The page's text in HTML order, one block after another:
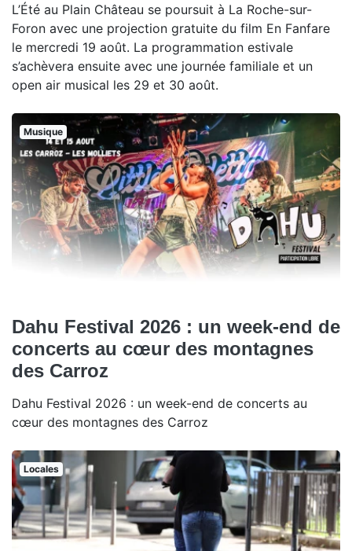
L’Été au Plain Château se poursuit à La Roche-sur-
Foron avec une projection gratuite du film En Fanfare
le mercredi 19 août. La programmation estivale
s’achèvera ensuite avec une journée familiale et un
open air musical les 29 et 30 août.
Musique
Dahu Festival 2026 : un week-end de
concerts au cœur des montagnes
des Carroz
Dahu Festival 2026 : un week-end de concerts au
cœur des montagnes des Carroz
Locales